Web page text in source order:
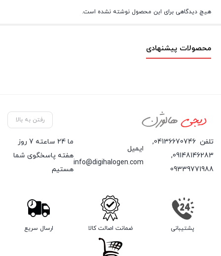
هیچ دیدگاهی برای این محصول نوشته نشده است.
محصولات پیشنهادی
رفتن به بالا
تلفن 04136670746
,
09148146283
,
09339771988
ایمیل
info@digihalogen.com
ما 24 ساعته 7 روز
هفته پاسخگوی شما
هستیم
پشتیبانی ضمانت اصالت کالا ارسال سریع